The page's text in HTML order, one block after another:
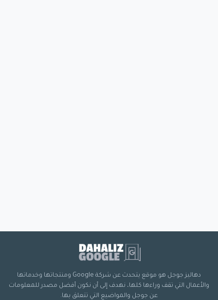
دهاليز جوجل هو موقع يتحدث عن شركة Google ومنتجاتها وخدماتها
والأعمال التي تقف وراءها كلها، نهدف إلى أن نكون أفضل مصدر للمعلومات
عن جوجل والمواضيع التي تتعلق بها.